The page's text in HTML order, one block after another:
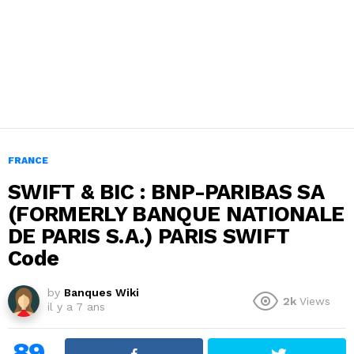
FRANCE
SWIFT & BIC : BNP-PARIBAS SA
(FORMERLY BANQUE NATIONALE
DE PARIS S.A.) PARIS SWIFT
Code
by Banques Wiki
il y a 7 ans
2k Views